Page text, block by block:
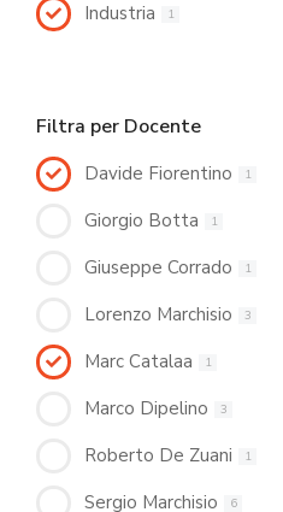
Industria 1
Filtra per Docente
Davide Fiorentino 1
Giorgio Botta 1
Giuseppe Corrado 1
Lorenzo Marchisio 3
Marc Catalaa 1
Marco Dipelino 3
Roberto De Zuani 1
Sergio Marchisio 6